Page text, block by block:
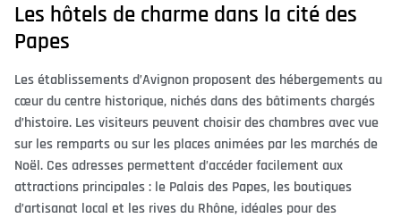
Les hôtels de charme dans la cité des
Papes
Les établissements d’Avignon proposent des hébergements au
cœur du centre historique, nichés dans des bâtiments chargés
d’histoire. Les visiteurs peuvent choisir des chambres avec vue
sur les remparts ou sur les places animées par les marchés de
Noël. Ces adresses permettent d’accéder facilement aux
attractions principales : le Palais des Papes, les boutiques
d’artisanat local et les rives du Rhône, idéales pour des